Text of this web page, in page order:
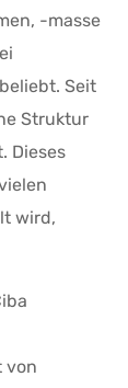
-masse
Seit
Struktur
Dieses
wird,
von